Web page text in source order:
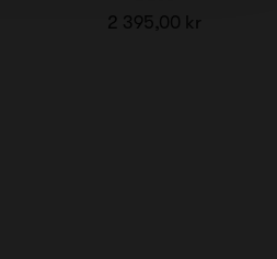
2 395,00 kr